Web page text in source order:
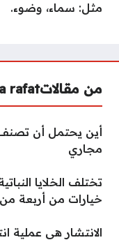
مثل: سماء، وضوء.
من مقالاتrafat
أين يحتمل أن تصنف
مجاري
تختلف الخلايا
خيارات من أربعة من
الانتشار هي عملية